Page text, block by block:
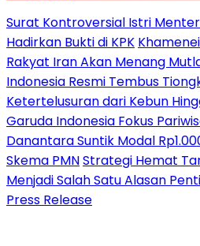
Surat Kontroversial Istri
Hadirkan Bukti di KPK
Rakyat Iran Akan Menang
Indonesia Resmi Tembus
Ketertelusuran dari Kebun
Garuda Indonesia Fokus
Danantara Suntik Modal
Skema PMNStrategi Hemat
Menjadi Salah Satu Alasan
Press Release